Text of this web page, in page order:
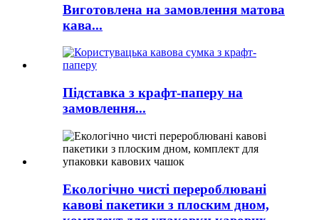
Виготовлена ​​на замовлення матова
кава...
Підставка з крафт-паперу на
замовлення...
Екологічно чисті перероблювані
кавові пакетики з плоским дном,